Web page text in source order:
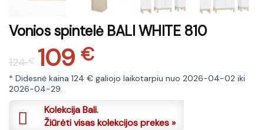
Vonios spintelė BALI WHITE 810
124€
Original
price
was:
124 €.
109€
Current
price
is:
109 €.
* Didesnė kaina 124 € galiojo laikotarpiu nuo 2026-04-02 iki
2026-04-29.
Kolekcija Bali.
Žiūrėti visas kolekcijos prekes »